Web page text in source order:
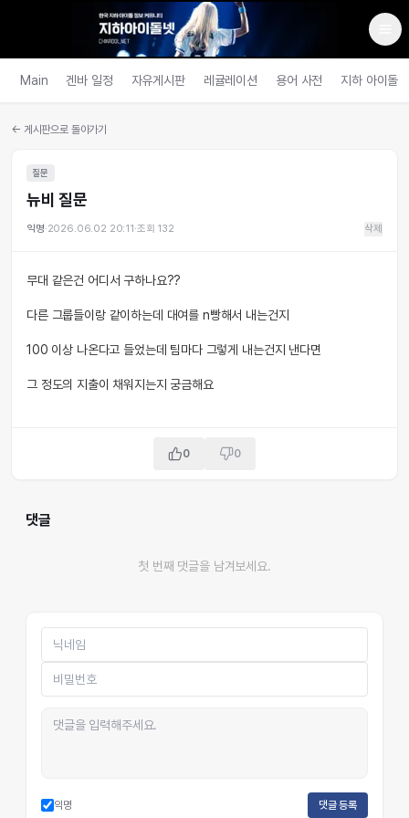
Main 겐바 일정 자유게시판 레귤레이션 용어 사전 지하 아이돌
← 게시판으로 돌아가기
질문
뉴비 질문
익명·2026.06.02 20:11·조회 132 삭제
무대 같은건 어디서 구하나요??
다른 그룹들이랑 같이하는데 대여를 n빵해서 내는건지
100 이상 나온다고 들었는데 팀마다 그렇게 내는건지 낸다면
그 정도의 지출이 채워지는지 궁금해요
0 0
댓글
첫 번째 댓글을 남겨보세요.
익명 댓글 등록